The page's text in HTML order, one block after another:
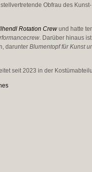
Obfrau des Kunst-
Rotation Crewund hatte
. Darüber hinaus
darunter Blumentopf für Kunst
seit 2023 in der